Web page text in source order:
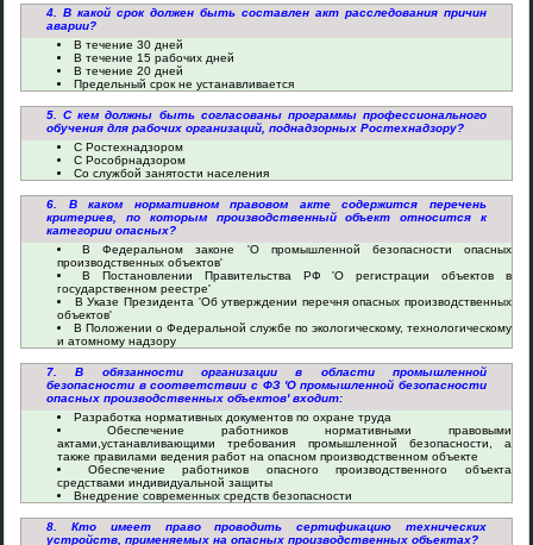
4. В какой срок должен быть составлен акт расследования причин
аварии?
В течение 30 дней
В течение 15 рабочих дней
В течение 20 дней
Предельный срок не устанавливается
5. С кем должны быть согласованы программы профессионального
обучения для рабочих организаций, поднадзорных Ростехнадзору?
С Ростехнадзором
С Рособрнадзором
Со службой занятости населения
6. В каком нормативном правовом акте содержится перечень
критериев, по которым производственный объект относится к
категории опасных?
В Федеральном законе 'О промышленной безопасности опасных
производственных объектов'
В Постановлении Правительства РФ 'О регистрации объектов в
государственном реестре'
В Указе Президента 'Об утверждении перечня опасных производственных
объектов'
В Положении о Федеральной службе по экологическому, технологическому
и атомному надзору
7. В обязанности организации в области промышленной
безопасности в соответствии с ФЗ 'О промышленной безопасности
опасных производственных объектов' входит:
Разработка нормативных документов по охране труда
Обеспечение работников нормативными правовыми
актами,устанавливающими требования промышленной безопасности, а
также правилами ведения работ на опасном производственном объекте
Обеспечение работников опасного производственного объекта
средствами индивидуальной защиты
Внедрение современных средств безопасности
8. Кто имеет право проводить сертификацию технических
устройств, применяемых на опасных производственных объектах?